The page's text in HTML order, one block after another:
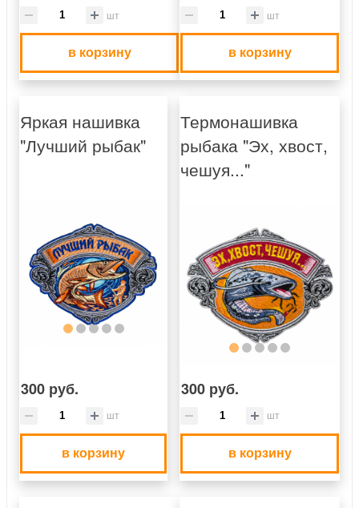
шт
в корзину
шт
в корзину
Яркая нашивка
"Лучший рыбак"
300 руб.
шт
в корзину
Термонашивка
рыбака "Эх, хвост,
чешуя..."
300 руб.
шт
в корзину